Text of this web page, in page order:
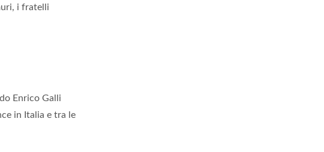
i fratelli
Enrico Galli
in Italia e tra le